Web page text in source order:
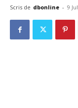
Scris de dbonline - 9